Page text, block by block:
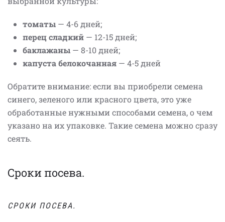
томаты — 4-6 дней;
перец сладкий — 12-15 дней;
баклажаны — 8-10 дней;
капуста белокочанная — 4-5 дней
Обратите внимание: если вы приобрели семена
синего, зеленого или красного цвета, это уже
обработанные нужными способами семена, о чем
указано на их упаковке. Такие семена можно сразу
сеять.
Сроки посева.
СРОКИ ПОСЕВА.